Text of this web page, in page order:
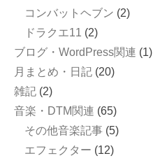
コンバットヘブン (2)
ドラクエ11 (2)
ブログ・WordPress関連 (1)
月まとめ・日記 (20)
雑記 (2)
音楽・DTM関連 (65)
その他音楽記事 (5)
エフェクター (12)